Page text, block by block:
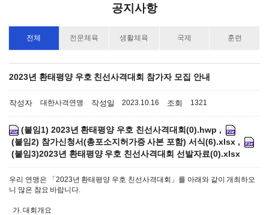
공지사항
전체 전문체육 생활체육 국제 훈련
2023년 환태평양 우호 친선사격대회 참가자 모집 안내
작성자 대한사격연맹 작성일 2023.10.16 조회 1321
(붙임1) 2023년 환태평양 우호 친선사격대회(0).hwp ,
(붙임2) 참가신청서(총포소지허가증 사본 포함) 서식(6).xlsx ,
(붙임3)2023년 환태평양 우호 친선사격대회 선발자료(0).xlsx
우리 연맹은 「2023년 환태평양 우호 친선사격대회」를 아래와 같이 개최하오
니 많은 참요 바랍니다.
가. 대회개요